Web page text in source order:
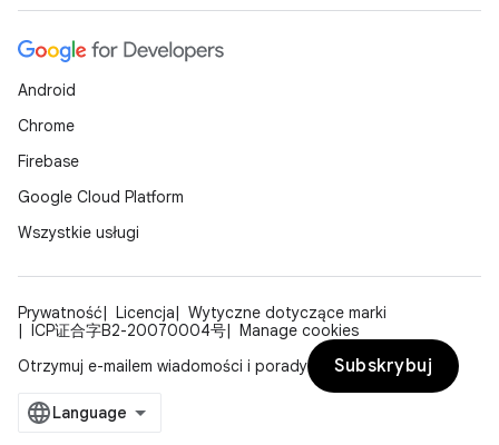
Android
Chrome
Firebase
Google Cloud Platform
Wszystkie usługi
Prywatność Licencja
Wytyczne dotyczące marki
ICP证合字B2-20070004号
Manage cookies
Otrzymuj e-mailem wiadomości i porady
Subskrybuj